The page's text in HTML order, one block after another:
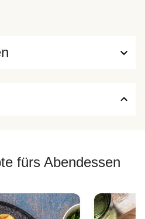
fürs Abendessen